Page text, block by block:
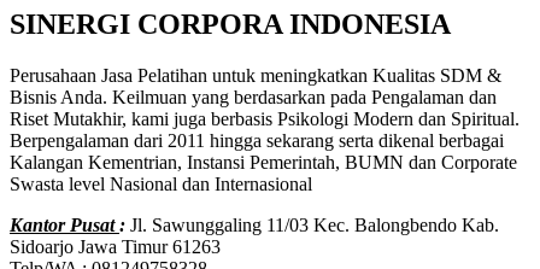
SINERGI CORPORA INDONESIA
Perusahaan Jasa Pelatihan untuk meningkatkan Kualitas SDM &
Bisnis Anda. Keilmuan yang berdasarkan pada Pengalaman dan
Riset Mutakhir, kami juga berbasis Psikologi Modern dan Spiritual.
Berpengalaman dari 2011 hingga sekarang serta dikenal berbagai
Kalangan Kementrian, Instansi Pemerintah, BUMN dan Corporate
Swasta level Nasional dan Internasional
Kantor Pusat: Jl. Sawunggaling 11/03 Kec. Balongbendo Kab.
Sidoarjo Jawa Timur 61263